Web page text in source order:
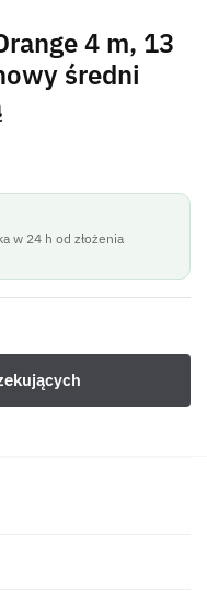
4 m, 13
średni
w 24 h od złożenia